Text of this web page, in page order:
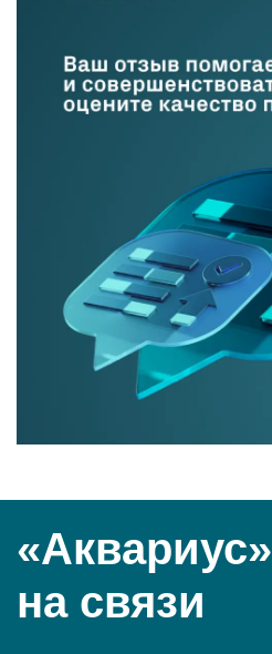
«Аквариус»
на связи